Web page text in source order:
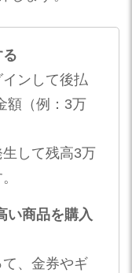
ンして後払
額（例：3万
して残高3万
い商品を購入
、金券やギ